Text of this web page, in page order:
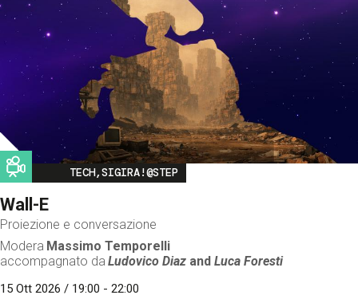
Image
TECH,SIGIRA!@STEP
Wall-E
Proiezione e conversazione
Modera Massimo Temporelli
accompagnato da Ludovico Diaz andLuca Foresti
15 Ott 2026 / 19:00 - 22:00